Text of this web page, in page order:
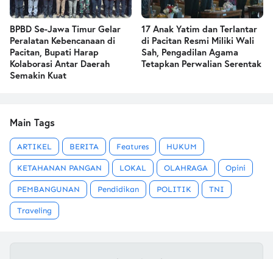
BPBD Se-Jawa Timur Gelar
Peralatan Kebencanaan di
Pacitan, Bupati Harap
Kolaborasi Antar Daerah
Semakin Kuat
17 Anak Yatim dan Terlantar
di Pacitan Resmi Miliki Wali
Sah, Pengadilan Agama
Tetapkan Perwalian Serentak
Main Tags
ARTIKEL BERITA Features HUKUM
KETAHANAN PANGAN LOKAL OLAHRAGA Opini
PEMBANGUNAN Pendidikan POLITIK TNI
Traveling